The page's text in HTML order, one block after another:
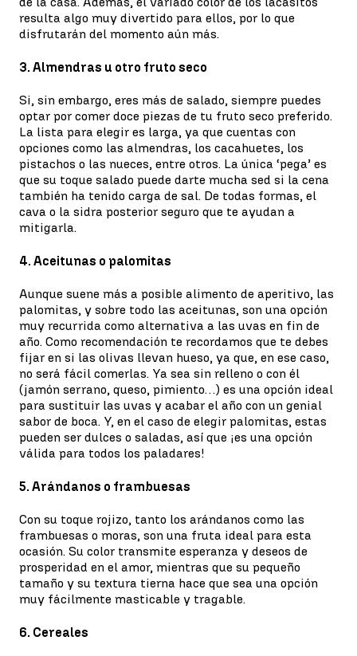
resulta algo muy divertido para ellos, por lo que
disfrutarán del momento aún más.
3. Almendras u otro fruto seco
Si, sin embargo, eres más de salado, siempre puedes
optar por comer doce piezas de tu fruto seco preferido.
La lista para elegir es larga, ya que cuentas con
opciones como las almendras, los cacahuetes, los
pistachos o las nueces, entre otros. La única ‘pega’ es
que su toque salado puede darte mucha sed si la cena
también ha tenido carga de sal. De todas formas, el
cava o la sidra posterior seguro que te ayudan a
mitigarla.
4. Aceitunas o palomitas
Aunque suene más a posible alimento de aperitivo, las
palomitas, y sobre todo las aceitunas, son una opción
muy recurrida como alternativa a las uvas en fin de
año. Como recomendación te recordamos que te debes
fijar en si las olivas llevan hueso, ya que, en ese caso,
no será fácil comerlas. Ya sea sin relleno o con él
(jamón serrano, queso, pimiento…) es una opción ideal
para sustituir las uvas y acabar el año con un genial
sabor de boca. Y, en el caso de elegir palomitas, estas
pueden ser dulces o saladas, así que ¡es una opción
válida para todos los paladares!
5. Arándanos o frambuesas
Con su toque rojizo, tanto los arándanos como las
frambuesas o moras, son una fruta ideal para esta
ocasión. Su color transmite esperanza y deseos de
prosperidad en el amor, mientras que su pequeño
tamaño y su textura tierna hace que sea una opción
muy fácilmente masticable y tragable.
6. Cereales